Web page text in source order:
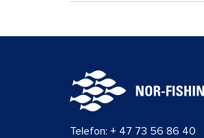
Telefon: + 47 73 56 86 40